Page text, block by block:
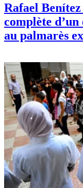
Rafael
complète
au palmarès